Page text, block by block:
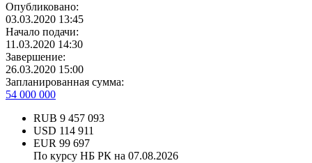
Опубликовано:
03.03.2020 13:45
Начало подачи:
11.03.2020 14:30
Завершение:
26.03.2020 15:00
Запланированная сумма:
54 000 000
RUB 9 457 093
USD 114 911
EUR 99 697
По курсу НБ РК на 07.08.2026